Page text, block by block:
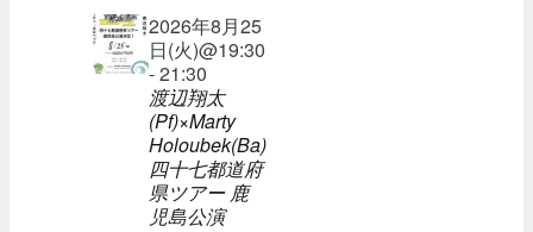
2026年8月25
日(火)@19:30
- 21:30
渡辺翔太
(Pf)×Marty
Holoubek(Ba)
四十七都道府
県ツアー 鹿
児島公演